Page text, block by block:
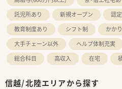
託児所あり
新規オープン
認
教育制度あり
シフト制 かか
大手チェーン以外
ヘルプ体制充実
総合科目
高収入 在宅
信越/北陸エリアから探す